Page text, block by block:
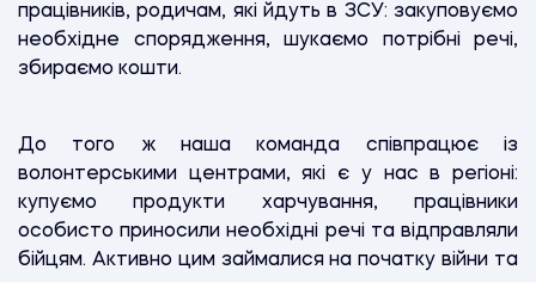
працівників, родичам, які йдуть в ЗСУ: закуповуємо
необхідне спорядження, шукаємо потрібні речі,
збираємо кошти.
До того ж наша команда співпрацює із
волонтерськими центрами, які є у нас в регіоні:
купуємо продукти харчування, працівники
особисто приносили необхідні речі та відправляли
бійцям. Активно цим займалися на початку війни та